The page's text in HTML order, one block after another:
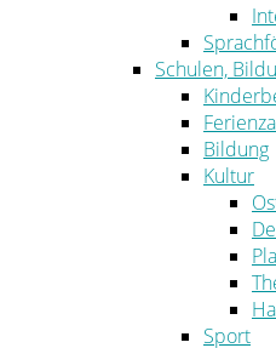
Schulen,
Bildung
Kultur
Sport